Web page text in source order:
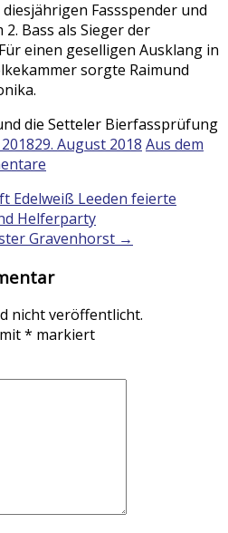
Fassspender und
Bass als Sieger der
einen geselligen Ausklang in
sorgte Raimund
die Setteler Bierfassprüfung
29. August 2018 Aus dem
Edelweiß Leeden feierte
Helferparty
Gravenhorst →
nicht veröffentlicht.
* markiert